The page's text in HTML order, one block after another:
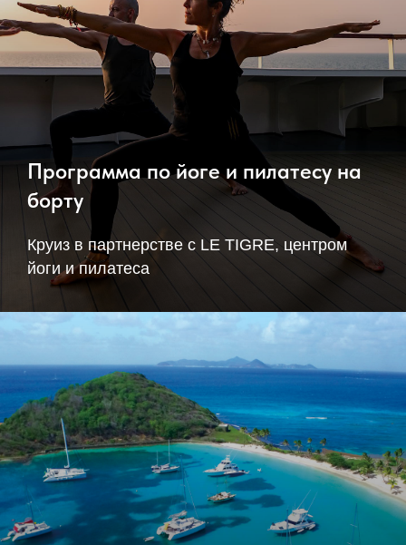
Программа по йоге и пилатесу на
борту
Круиз в партнерстве с LE TIGRE, центром
йоги и пилатеса